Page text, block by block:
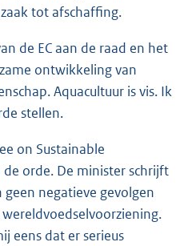
tot afschaffing.
de EC aan de raad en het
ontwikkeling van
Aquacultuur is vis. Ik
stellen.
on Sustainable
de orde. De minister schrijft
negatieve gevolgen
eens dat er serieus